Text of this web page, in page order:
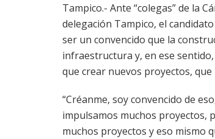
Tampico.- Ante “colegas” de la
delegación Tampico, el
ser un convencido que la
infraestructura y, en ese
que crear nuevos proyectos,
“Créanme, soy convencido de
impulsamos muchos proyectos,
muchos proyectos y eso mismo